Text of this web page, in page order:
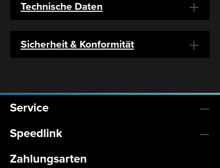
Technische Daten
Sicherheit & Konformität
Service
Speedlink
Zahlungsarten